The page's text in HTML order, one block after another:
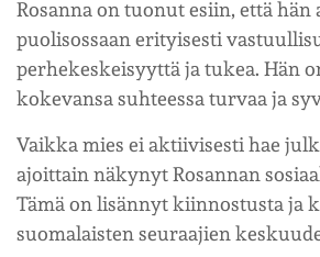
Rosanna on tuonut esiin, että hän
puolisossaan erityisesti
perhekeskeisyyttä ja tukea. Hän
kokevansa suhteessa turvaa ja
Vaikka mies ei aktiivisesti hae
ajoittain näkynyt Rosannan
Tämä on lisännyt kiinnostusta ja
suomalaisten seuraajien